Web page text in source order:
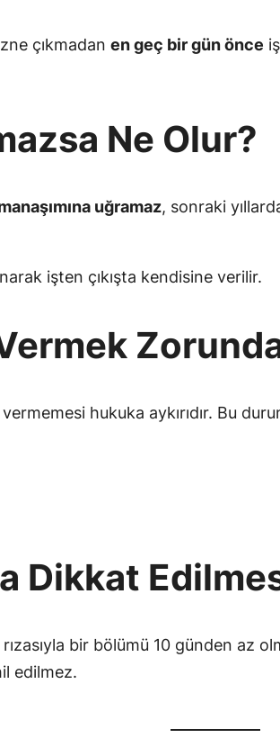
çıkmadan en geç bir gün önce
Ne Olur?
uğramaz, sonraki
işten çıkışta kendisine verilir.
Zorunda
hukuka aykırıdır. Bu
Dikkat
bir bölümü 10 günden az
edilmez.